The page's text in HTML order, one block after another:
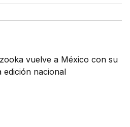
vuelve a México con su
edición nacional